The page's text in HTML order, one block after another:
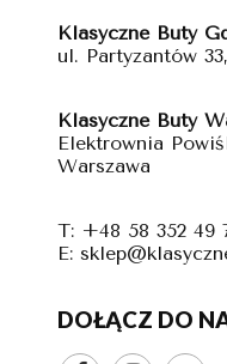
Klasyczne Buty
ul. Partyzantów
Klasyczne Buty
Elektrownia
Warszawa
T: +48 58 352 49
E:
DOŁĄCZ DO